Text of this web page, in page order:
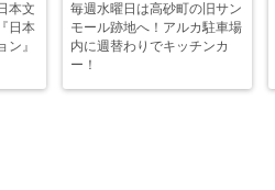
本文
日本
』
毎週水曜日は高砂町の旧サン
モール跡地へ！アルカ駐車場
内に週替わりでキッチンカ
ー！